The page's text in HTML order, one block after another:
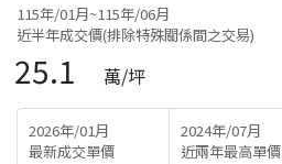
115年/01月~115年/06月
近半年成交價(排除特殊關係間之交易)
25.1 萬/坪
2026年/01月
最新成交單價
2024年/07月
近兩年最高單價